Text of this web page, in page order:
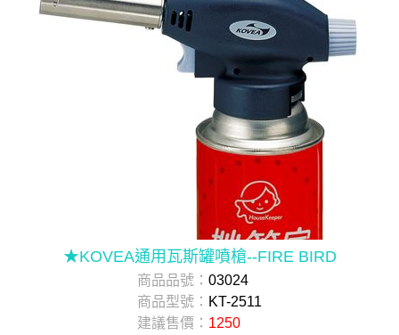
★KOVEA通用瓦斯罐噴槍--FIRE BIRD
商品品號： 03024
商品型號： KT-2511
建議售價： 1250